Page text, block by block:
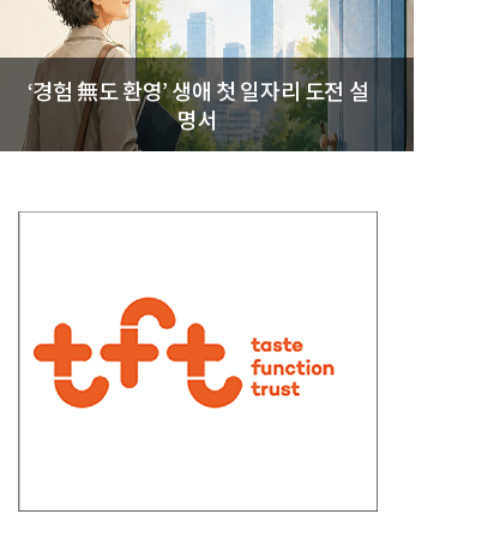
‘경험 無도 환영’ 생애 첫 일자리 도전 설
명서